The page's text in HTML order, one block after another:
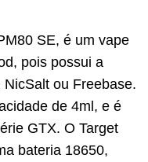
SE, é um vape
pois possui a
ou Freebase.
de 4ml, e é
GTX. O Target
bateria 18650,